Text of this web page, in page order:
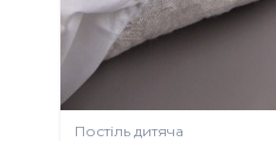
Постіль дитяча